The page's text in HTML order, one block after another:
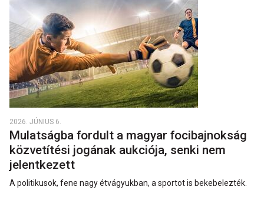
2026. JÚNIUS 6.
Mulatságba fordult a magyar focibajnokság
közvetítési jogának aukciója, senki nem
jelentkezett
A politikusok, fene nagy étvágyukban, a sportot is bekebelezték.